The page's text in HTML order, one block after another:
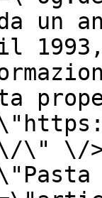
un
il
\" \/